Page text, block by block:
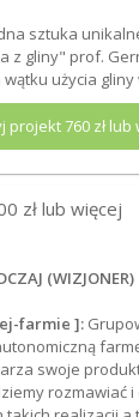
sztuka
z gliny" prof.
użycia
projekt760zł lub
zł lub więcej
(WIZJONER)
farmie ]:
swoje
rozmawiać